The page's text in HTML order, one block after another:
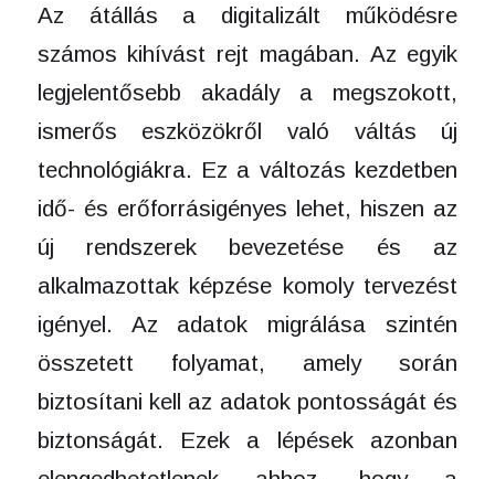
Az átállás a digitalizált működésre
számos kihívást rejt magában. Az egyik
legjelentősebb akadály a megszokott,
ismerős eszközökről való váltás új
technológiákra. Ez a változás kezdetben
idő- és erőforrásigényes lehet, hiszen az
új rendszerek bevezetése és az
alkalmazottak képzése komoly tervezést
igényel. Az adatok migrálása szintén
összetett folyamat, amely során
biztosítani kell az adatok pontosságát és
biztonságát. Ezek a lépések azonban